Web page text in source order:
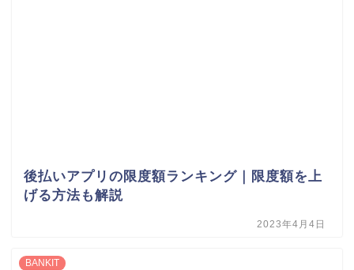
後払いアプリの限度額ランキング｜限度額を上
げる方法も解説
2023年4月4日
BANKIT